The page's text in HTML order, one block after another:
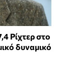
Ρίχτερ στο
δυναμικό